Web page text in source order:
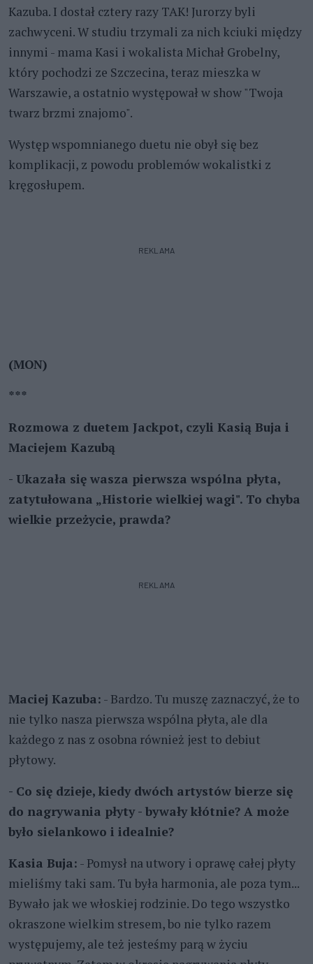
Kazuba. I dostał cztery razy TAK! Jurorzy byli
zachwyceni. W studiu trzymali za nich kciuki między
innymi - mama Kasi i wokalista Michał Grobelny,
który pochodzi ze Szczecina, teraz mieszka w
Warszawie, a ostatnio występował w show "Twoja
twarz brzmi znajomo".
Występ wspomnianego duetu nie obył się bez
komplikacji, z powodu problemów wokalistki z
kręgosłupem.
REKLAMA
(MON)
***
Rozmowa z duetem Jackpot, czyli Kasią Buja i
Maciejem Kazubą
- Ukazała się wasza pierwsza wspólna płyta,
zatytułowana „Historie wielkiej wagi". To chyba
wielkie przeżycie, prawda?
REKLAMA
Maciej Kazuba: - Bardzo. Tu muszę zaznaczyć, że to
nie tylko nasza pierwsza wspólna płyta, ale dla
każdego z nas z osobna również jest to debiut
płytowy.
- Co się dzieje, kiedy dwóch artystów bierze się
do nagrywania płyty - bywały kłótnie? A może
było sielankowo i idealnie?
Kasia Buja: - Pomysł na utwory i oprawę całej płyty
mieliśmy taki sam. Tu była harmonia, ale poza tym...
Bywało jak we włoskiej rodzinie. Do tego wszystko
okraszone wielkim stresem, bo nie tylko razem
występujemy, ale też jesteśmy parą w życiu